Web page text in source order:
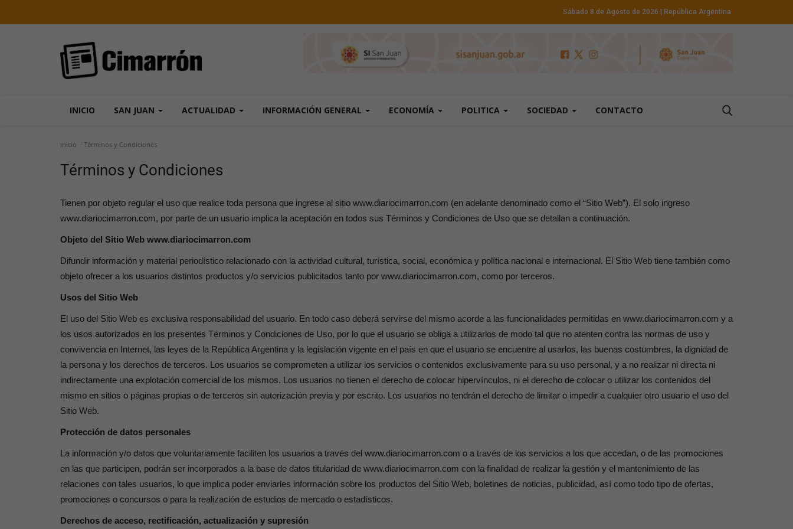
Sábado 8 de Agosto de 2026 | República Argentina
INICIO SAN JUAN ACTUALIDAD INFORMACIÓN GENERAL ECONOMÍA POLITICA SOCIEDAD CONTACTO
Inicio Términos y Condiciones
Términos y Condiciones
Tienen por objeto regular el uso que realice toda persona que ingrese al sitio www.diariocimarron.com (en adelante denominado como el “Sitio Web”). El solo ingreso
www.diariocimarron.com, por parte de un usuario implica la aceptación en todos sus Términos y Condiciones de Uso que se detallan a continuación.
Objeto del Sitio Web www.diariocimarron.com
Difundir información y material periodístico relacionado con la actividad cultural, turística, social, económica y política nacional e internacional. El Sitio Web tiene también como
objeto ofrecer a los usuarios distintos productos y/o servicios publicitados tanto por www.diariocimarron.com, como por terceros.
Usos del Sitio Web
El uso del Sitio Web es exclusiva responsabilidad del usuario. En todo caso deberá servirse del mismo acorde a las funcionalidades permitidas en www.diariocimarron.com y a
los usos autorizados en los presentes Términos y Condiciones de Uso, por lo que el usuario se obliga a utilizarlos de modo tal que no atenten contra las normas de uso y
convivencia en Internet, las leyes de la República Argentina y la legislación vigente en el país en que el usuario se encuentre al usarlos, las buenas costumbres, la dignidad de
la persona y los derechos de terceros. Los usuarios se comprometen a utilizar los servicios o contenidos exclusivamente para su uso personal, y a no realizar ni directa ni
indirectamente una explotación comercial de los mismos. Los usuarios no tienen el derecho de colocar hipervínculos, ni el derecho de colocar o utilizar los contenidos del
mismo en sitios o páginas propias o de terceros sin autorización previa y por escrito. Los usuarios no tendrán el derecho de limitar o impedir a cualquier otro usuario el uso del
Sitio Web.
Protección de datos personales
La información y/o datos que voluntariamente faciliten los usuarios a través del www.diariocimarron.com o a través de los servicios a los que accedan, o de las promociones
en las que participen, podrán ser incorporados a la base de datos titularidad de www.diariocimarron.com con la finalidad de realizar la gestión y el mantenimiento de las
relaciones con tales usuarios, lo que implica poder enviarles información sobre los productos del Sitio Web, boletines de noticias, publicidad, así como todo tipo de ofertas,
promociones o concursos o para la realización de estudios de mercado o estadísticos.
Derechos de acceso, rectificación, actualización y supresión